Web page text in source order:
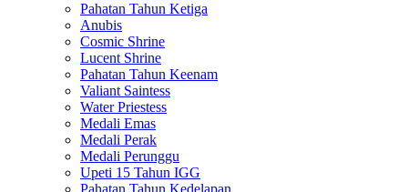
Pahatan Tahun Ketiga
Anubis
Cosmic Shrine
Lucent Shrine
Pahatan Tahun Keenam
Valiant Saintess
Water Priestess
Medali Emas
Medali Perak
Medali Perunggu
Upeti 15 Tahun IGG